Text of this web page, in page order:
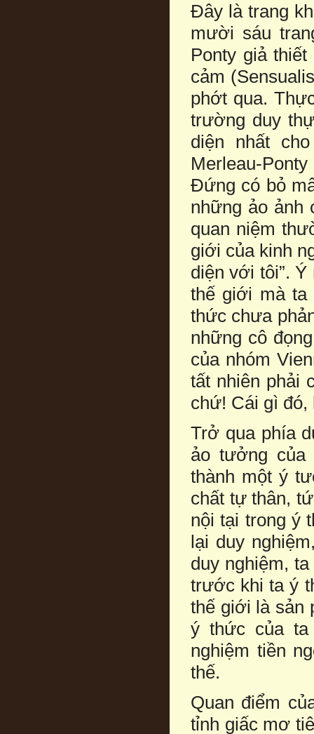
Đây là trang
mười sáu
Ponty giả
cảm
phớt qua.
trường duy
diện nhất
Merleau-
Đứng có bỏ
những ảo ảnh
quan niệm
giới của kinh
diện với tôi”.
thế giới mà
thức chưa
những cô
của nhóm
tất nhiên phải
chứ! Cái gì đó,
Trở qua phía
ảo tưởng của
thành một ý
chất tự thân,
nội tại trong ý
lại duy
duy nghiệm,
trước khi ta ý
thế giới là sản
ý thức của ta
nghiệm tiền
thế.
Quan điểm
tỉnh giấc mơ